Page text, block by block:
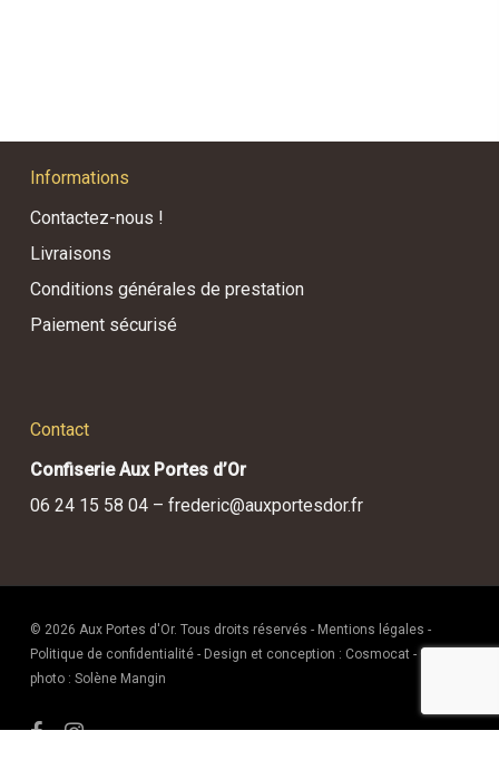
Informations
Contactez-nous !
Livraisons
Conditions générales de prestation
Paiement sécurisé
Contact
Confiserie Aux Portes d’Or
06 24 15 58 04 – frederic@auxportesdor.fr
© 2026 Aux Portes d'Or. Tous droits réservés - Mentions légales -
Politique de confidentialité- Design et conception : Cosmocat - Crédit
photo : Solène Mangin
facebookinstagram